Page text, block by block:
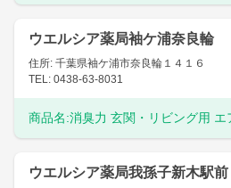
ウエルシア薬局袖ケ浦奈良輪
住所: 千葉県袖ケ浦市奈良輪１４１６
TEL: 0438-63-8031
商品名:消臭力 玄関・リビング用 エ
ウエルシア薬局我孫子新木駅前